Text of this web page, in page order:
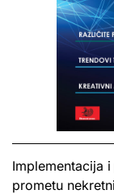
Implementacija
prometu